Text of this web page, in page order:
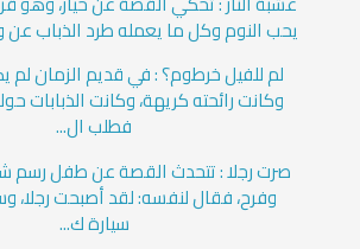
يحب النوم وكل ما يعمله طرد الذباب عن
لم للفيل خرطوم؟ : في قديم الزمان لم
وكانت رائحته كريهة، وكانت الذبابات
فطلب ال...
صرت رجلا : تتحدث القصة عن طفل رسم
وفرح، فقال لنفسه: لقد أصبحت
سيارة ك...